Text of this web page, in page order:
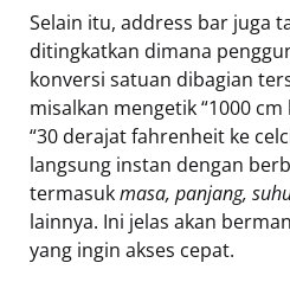
Selain itu, address bar juga
ditingkatkan dimana
konversi satuan dibagian
misalkan mengetik “1000
“30 derajat fahrenheit ke
langsung instan dengan
termasukmasa, panjang,
lainnya. Ini jelas akan
yang ingin akses cepat.